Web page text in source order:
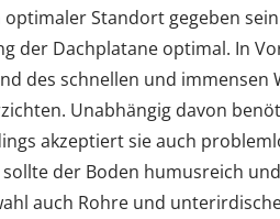
Standort gegeben
der Dachplatane optimal. In
des schnellen und immensen
Unabhängig davon
akzeptiert sie auch
der Boden humusreich
auch Rohre und